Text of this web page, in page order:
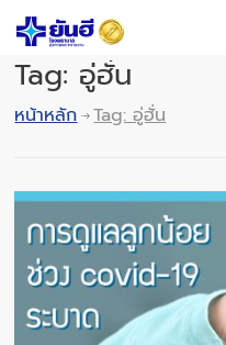
Tag: อู่ฮั่น
หน้าหลัก Tag: อู่ฮั่น